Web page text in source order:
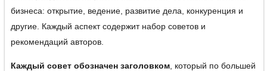
бизнеса: открытие, ведение, развитие дела, конкуренция и
другие. Каждый аспект содержит набор советов и
рекомендаций авторов.
Каждый совет обозначен заголовком , который по большей